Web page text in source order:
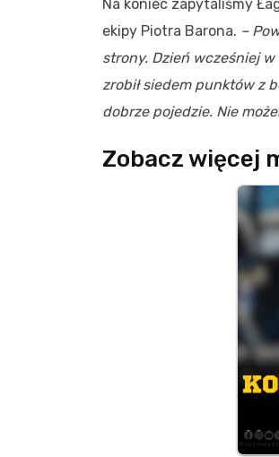
Na koniec zapytaliśmy
ekipy Piotra Barona. –
strony. Dzień wcześniej w
zrobił siedem punktów z
dobrze pojedzie. Nie
Zobacz więcej